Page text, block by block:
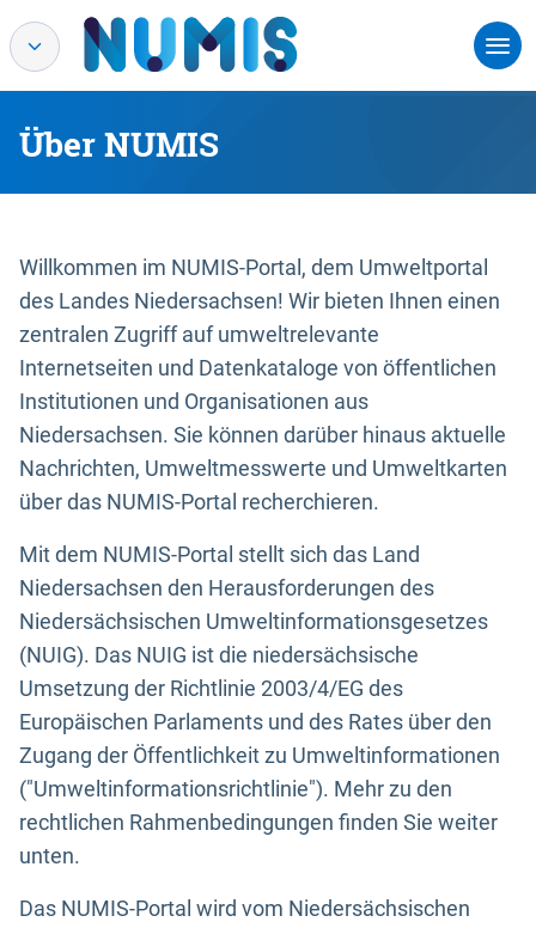
Über NUMIS
Willkommen im NUMIS-Portal, dem Umweltportal
des Landes Niedersachsen! Wir bieten Ihnen einen
zentralen Zugriff auf umweltrelevante
Internetseiten und Datenkataloge von öffentlichen
Institutionen und Organisationen aus
Niedersachsen. Sie können darüber hinaus aktuelle
Nachrichten, Umweltmesswerte und Umweltkarten
über das NUMIS-Portal recherchieren.
Mit dem NUMIS-Portal stellt sich das Land
Niedersachsen den Herausforderungen des
Niedersächsischen Umweltinformationsgesetzes
(NUIG). Das NUIG ist die niedersächsische
Umsetzung der Richtlinie 2003/4/EG des
Europäischen Parlaments und des Rates über den
Zugang der Öffentlichkeit zu Umweltinformationen
("Umweltinformationsrichtlinie"). Mehr zu den
rechtlichen Rahmenbedingungen finden Sie weiter
unten.
Das NUMIS-Portal wird vom Niedersächsischen